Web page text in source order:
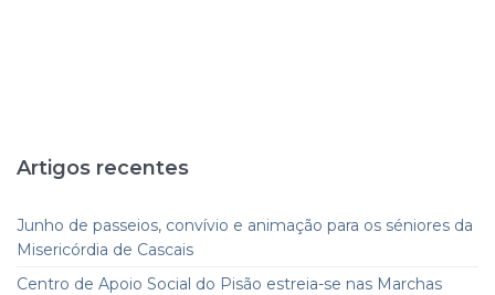
Artigos recentes
Junho de passeios, convívio e animação para os séniores da
Misericórdia de Cascais
Centro de Apoio Social do Pisão estreia-se nas Marchas